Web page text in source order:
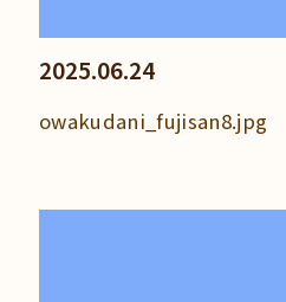
2025.06.24
owakudani_fujisan8.jpg